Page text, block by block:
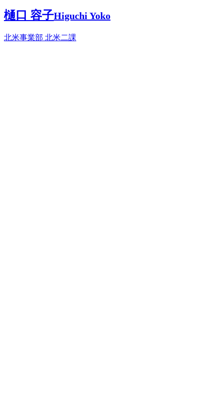
樋口 容子Higuchi Yoko
北米事業部 北米二課